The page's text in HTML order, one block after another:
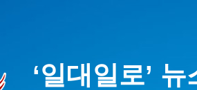
‘일대일로’